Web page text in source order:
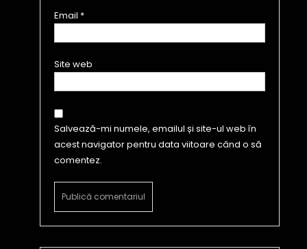
Email *
Site web
Salvează-mi numele, emailul și site-ul web în
acest navigator pentru data viitoare când o să
comentez.